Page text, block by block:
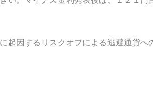
起因するリスクオフによる逃避通貨へ